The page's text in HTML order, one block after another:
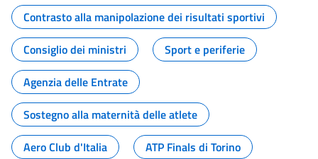
Contrasto alla manipolazione dei risultati sportivi
Consiglio dei ministri
Sport e periferie
Agenzia delle Entrate
Sostegno alla maternità delle atlete
Aero Club d'Italia
ATP Finals di Torino